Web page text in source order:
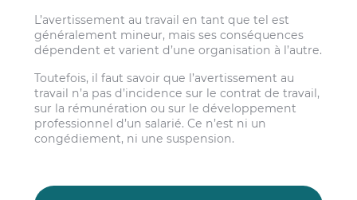
L’avertissement au travail en tant que tel est
généralement mineur, mais ses conséquences
dépendent et varient d’une organisation à l’autre.
Toutefois, il faut savoir que l’avertissement au
travail n’a pas d’incidence sur le contrat de travail,
sur la rémunération ou sur le développement
professionnel d’un salarié. Ce n’est ni un
congédiement, ni une suspension.